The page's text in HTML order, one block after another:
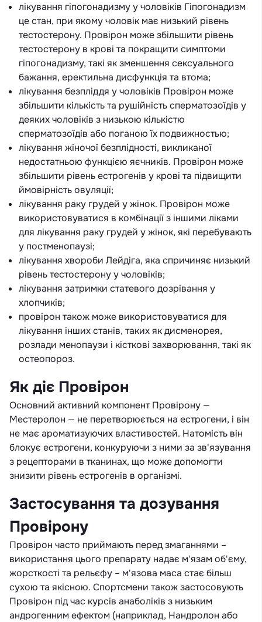
лікування гіпогонадизму у чоловіків Гіпогонадизм
це стан, при якому чоловік має низький рівень
тестостерону. Провірон може збільшити рівень
тестостерону в крові та покращити симптоми
гіпогонадизму, такі як зменшення сексуального
бажання, еректильна дисфункція та втома;
лікування безпліддя у чоловіків Провірон може
збільшити кількість та рушійність сперматозоїдів у
деяких чоловіків з низькою кількістю
сперматозоїдів або поганою їх подвижностью;
лікування жіночої безплідності, викликаної
недостатньою функцією яєчників. Провірон може
збільшити рівень естрогенів у крові та підвищити
ймовірність овуляції;
лікування раку грудей у ​​жінок. Провірон може
використовуватися в комбінації з іншими ліками
для лікування раку грудей у ​​жінок, які перебувають
у постменопаузі;
лікування хвороби Лейдіга, яка спричиняє низький
рівень тестостерону у чоловіків;
лікування затримки статевого дозрівання у
хлопчиків;
провірон також може використовуватися для
лікування інших станів, таких як дисменорея,
розлади менопаузи і кісткові захворювання, такі як
остеопороз.
Як діє Провірон
Основний активний компонент Провірону —
Местеролон — не перетворюється на естрогени, і він
не має ароматизуючих властивостей. Натомість він
блокує естрогени, конкуруючи з ними за зв'язування
з рецепторами в тканинах, що може допомогти
знизити рівень естрогенів в організмі.
Застосування та дозування
Провірону
Провірон часто приймають перед змаганнями –
використання цього препарату надає м'язам об'єму,
жорсткості та рельєфу – м'язова маса стає більш
сухою та якісною. Спортсмени також застосовують
Провірон під час курсів анаболіків з низьким
андрогенним ефектом (наприклад, Нандролон або